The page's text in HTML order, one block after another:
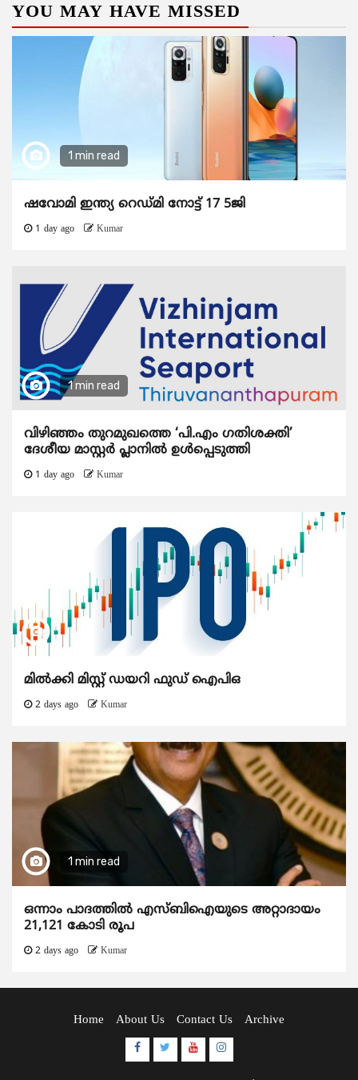
YOU MAY HAVE MISSED
1 min read
ഷവോമി ഇന്ത്യ റെഡ്മി നോട്ട് 17 5ജി
1 day ago Kumar
1 min read
വിഴിഞ്ഞം തുറമുഖത്തെ ‘പി.എം ഗതിശക്തി’
ദേശീയ മാസ്റ്റർ പ്ലാനിൽ ഉൾപ്പെടുത്തി
1 day ago Kumar
മിൽക്കി മിസ്റ്റ് ഡയറി ഫുഡ് ഐപിഒ
2 days ago Kumar
1 min read
ഒന്നാം പാദത്തിൽ എസ്ബിഐയുടെ അറ്റാദായം
21,121 കോടി രൂപ
2 days ago Kumar
Home About Us Contact Us Archive
Facebook
TwitterYoutubeInstagram